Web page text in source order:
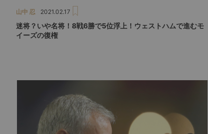
山中 忍 2021.02.17
迷将？いや名将！8戦6勝で5位浮上！ウェストハムで進むモ
イーズの復権